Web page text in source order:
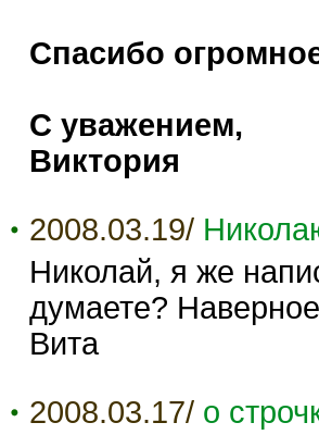
Спасибо
С уважением,
Виктория
2008.03.19/
Николай, я же
думаете?
Вита
2008.03.17/ о